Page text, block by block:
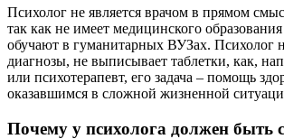
Психолог не является врачом в прямом
так как не имеет медицинского
обучают в гуманитарных ВУЗах. Психолог
диагнозы, не выписывает таблетки, как,
или психотерапевт, его задача – помощь
оказавшимся в сложной жизненной
Почему у психолога должен быть